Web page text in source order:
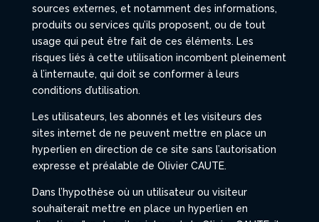
sources externes, et notamment des informations,
produits ou services qu’ils proposent, ou de tout
usage qui peut être fait de ces éléments. Les
risques liés à cette utilisation incombent pleinement
à l’internaute, qui doit se conformer à leurs
conditions d’utilisation.
Les utilisateurs, les abonnés et les visiteurs des
sites internet de ne peuvent mettre en place un
hyperlien en direction de ce site sans l’autorisation
expresse et préalable de Olivier CAUTE.
Dans l’hypothèse où un utilisateur ou visiteur
souhaiterait mettre en place un hyperlien en